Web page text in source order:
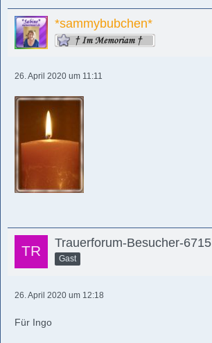
*sammybubchen*
26. April 2020 um 11:11
Trauerforum-Besucher-6715
Gast
26. April 2020 um 12:18
Für Ingo